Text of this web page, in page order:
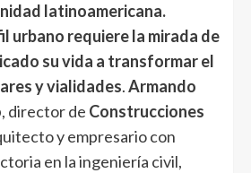
latinoamericana.
urbano requiere la mirada de
su vida a transformar el
y vialidades.Armando
, director de Construcciones
y empresario con
en la ingeniería civil,